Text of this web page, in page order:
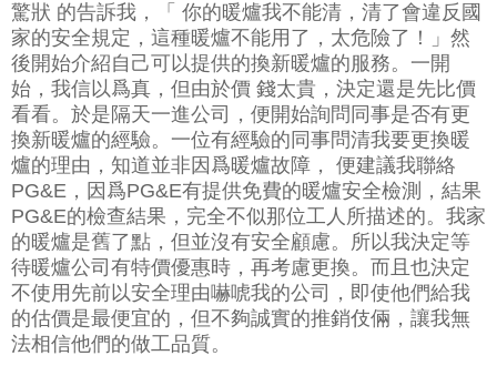
驚狀 的告訴我，「 你的暖爐我不能清，清了會違反國
家的安全規定，這種暖爐不能用了，太危險了！」然
後開始介紹自己可以提供的換新暖爐的服務。一開
始，我信以爲真，但由於價 錢太貴，決定還是先比價
看看。於是隔天一進公司，便開始詢問同事是否有更
換新暖爐的經驗。一位有經驗的同事問清我要更換暖
爐的理由，知道並非因爲暖爐故障， 便建議我聯絡
PG&E，因爲PG&E有提供免費的暖爐安全檢測，結果
PG&E的檢查結果，完全不似那位工人所描述的。我家
的暖爐是舊了點，但並沒有安全顧慮。所以我決定等
待暖爐公司有特價優惠時，再考慮更換。而且也決定
不使用先前以安全理由嚇唬我的公司，即使他們給我
的估價是最便宜的，但不夠誠實的推銷伎倆，讓我無
法相信他們的做工品質。